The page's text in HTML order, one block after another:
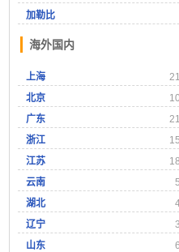
加勒比
海外国内
上海
北京
广东
浙江
江苏
云南
湖北
辽宁
山东